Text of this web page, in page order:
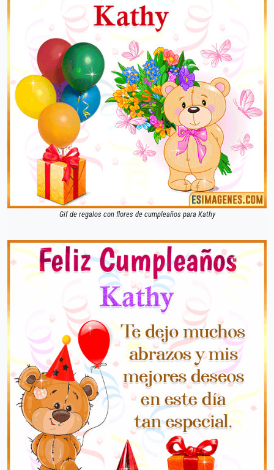
Gif de regalos con flores de cumpleaños para Kathy